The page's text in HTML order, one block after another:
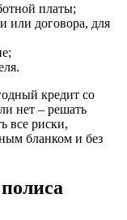
платы;
или договора, для
кредит со
нет – решать
все риски,
бланком и без